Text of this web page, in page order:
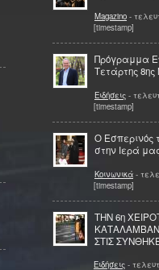
Magazino -
[timestamp]
Πρόγραμμα
Τετάρτης 8ης
Ειδήσεις -
[timestamp]
Ο Εσπερινός
στην Ιερά
Κοινωνικά -
[timestamp]
ΤΗΝ 6η
ΣΤΙΣ
Ειδήσεις -